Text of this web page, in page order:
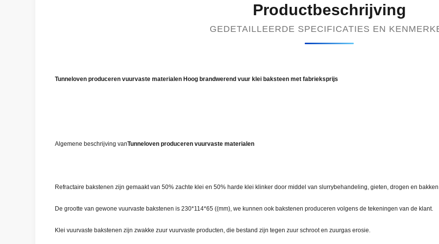
Productbeschrijving
GEDETAILLEERDE SPECIFICATIES EN
Tunneloven produceren vuurvaste materialen Hoog brandwerend vuur klei baksteen met fabrieksprijs
Algemene beschrijving vanTunneloven produceren vuurvaste materialen
Refractaire bakstenen zijn gemaakt van 50% zachte klei en 50% harde klei klinker door middel van slurrybehandeling, gieten, drogen en
De grootte van gewone vuurvaste bakstenen is 230*114*65 ((mm), we kunnen ook bakstenen produceren volgens de tekeningen van de klant.
Klei vuurvaste bakstenen zijn zwakke zuur vuurvaste producten, die bestand zijn tegen zuur schroot en zuurgas erosie.